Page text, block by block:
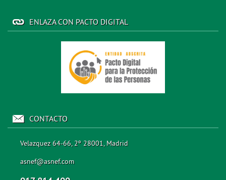
ENLAZA CON PACTO DIGITAL
CONTACTO
Velazquez 64-66, 2º 28001, Madrid
asnef@asnef.com